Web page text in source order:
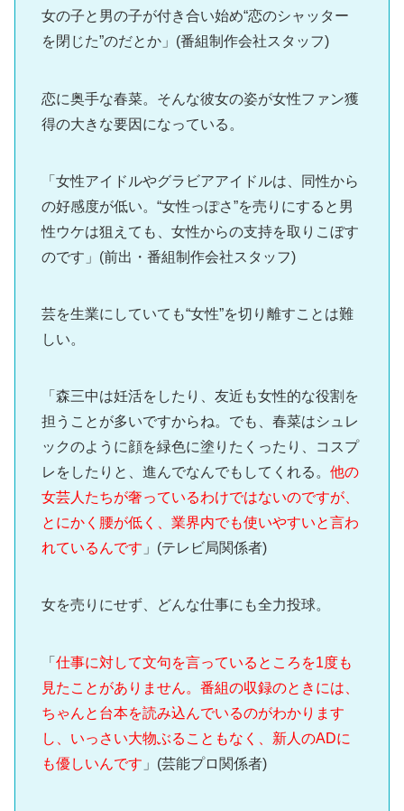
女の子と男の子が付き合い始め“恋のシャッター
を閉じた”のだとか」(番組制作会社スタッフ)
恋に奥手な春菜。そんな彼女の姿が女性ファン獲
得の大きな要因になっている。
「女性アイドルやグラビアアイドルは、同性から
の好感度が低い。“女性っぽさ”を売りにすると男
性ウケは狙えても、女性からの支持を取りこぼす
のです」(前出・番組制作会社スタッフ)
芸を生業にしていても“女性”を切り離すことは難
しい。
「森三中は妊活をしたり、友近も女性的な役割を
担うことが多いですからね。でも、春菜はシュレ
ックのように顔を緑色に塗りたくったり、コスプ
レをしたりと、進んでなんでもしてくれる。 他の
女芸人たちが奢っているわけではないのですが、
とにかく腰が低く、業界内でも使いやすいと言わ
れているんです 」(テレビ局関係者)
女を売りにせず、どんな仕事にも全力投球。
「 仕事に対して文句を言っているところを1度も
見たことがありません。番組の収録のときには、
ちゃんと台本を読み込んでいるのがわかります
し、いっさい大物ぶることもなく、新人のADに
も優しいんです 」(芸能プロ関係者)